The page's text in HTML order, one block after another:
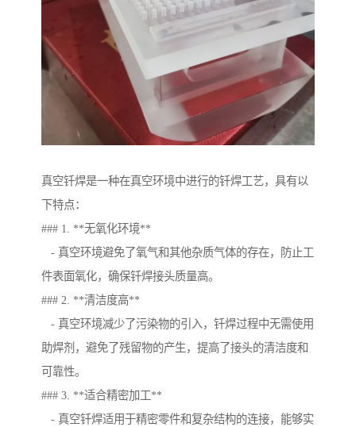
真空钎焊是一种在真空环境中进行的钎焊工艺，具有以
下特点：
### 1. **无氧化环境**
- 真空环境避免了氧气和其他杂质气体的存在，防止工
件表面氧化，确保钎焊接头质量高。
### 2. **清洁度高**
- 真空环境减少了污染物的引入，钎焊过程中无需使用
助焊剂，避免了残留物的产生，提高了接头的清洁度和
可靠性。
### 3. **适合精密加工**
- 真空钎焊适用于精密零件和复杂结构的连接，能够实